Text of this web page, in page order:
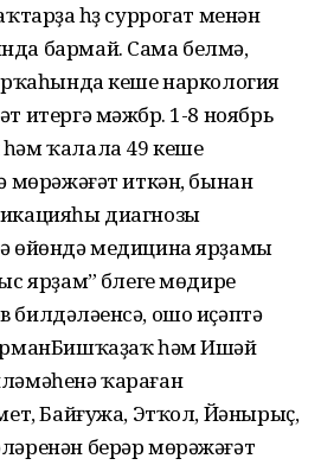
һүҙ суррогат менән
бармай. Сама белмәү,
кеше наркология
итергә мәжбүр. 1-8 ноябрь
ҡалала 49 кеше
мөрәжәғәт иткән, бынан
диагнозы
өйөндә медицина ярҙамы
ярҙам” бүлеге мөдире
ошо иҫәптә
һәм Ишәй
ҡараған
Байғужа, Этҡол, Йәнырыҫ,
берәр мөрәжәғәт